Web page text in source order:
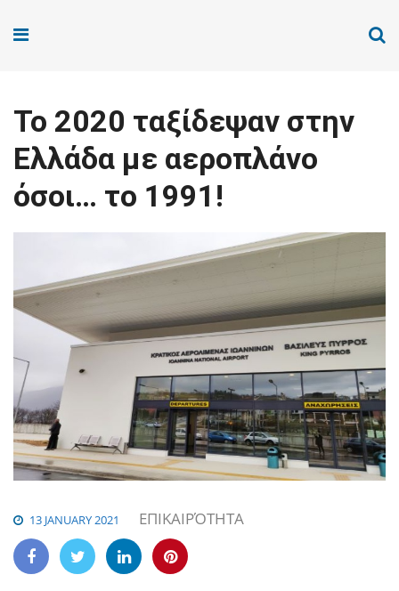
Το 2020 ταξίδεψαν στην
Ελλάδα με αεροπλάνο
όσοι… το 1991!
13 JANUARY 2021 ΕΠΙΚΑΙΡΌΤΗΤΑ